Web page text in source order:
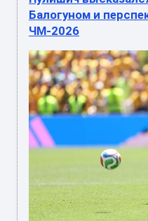
Балогуном и
ЧМ-2026